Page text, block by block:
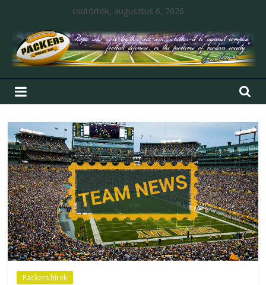
csütörtök, augusztus 6, 2026
Packers hírek